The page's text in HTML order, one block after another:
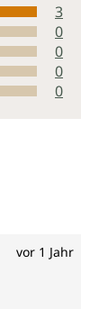
3
0
0
0
0
vor 1 Jahr
Sternen